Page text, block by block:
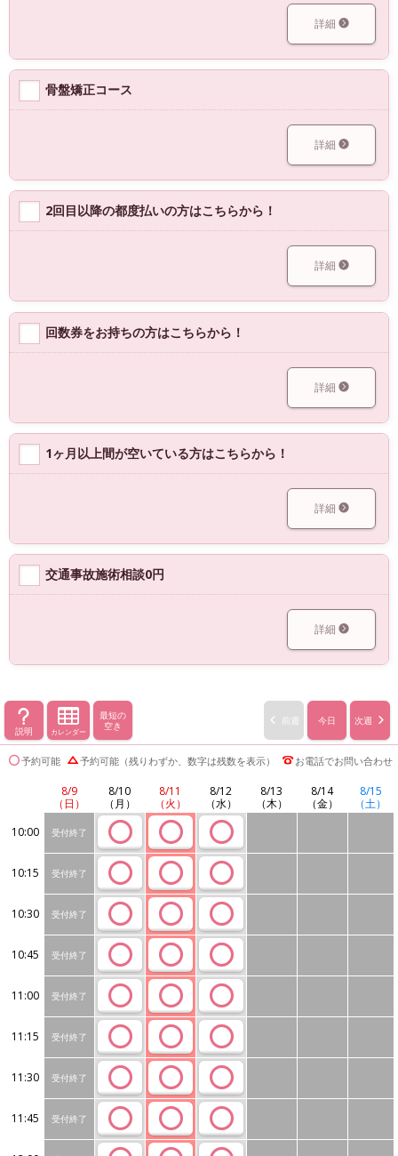
詳細
骨盤矯正コース
詳細
2回目以降の都度払いの方はこちらから！
詳細
回数券をお持ちの方はこちらから！
詳細
1ヶ月以上間が空いている方はこちらから！
詳細
交通事故施術相談0円
詳細
説明 カレンダー
最短の
空き
前週 今日 次週
予約可能 予約可能（残りわずか、数字は残数を表示） お電話でお問い合わせ
8/9
（日）
8/10
（月）
8/11
（火）
8/12
（水）
8/13
（木）
8/14
（金）
8/15
（土）
10:00
受付終了
10:15 受付終了
10:30 受付終了
10:45 受付終了
11:00 受付終了
11:15 受付終了
11:30 受付終了
11:45 受付終了